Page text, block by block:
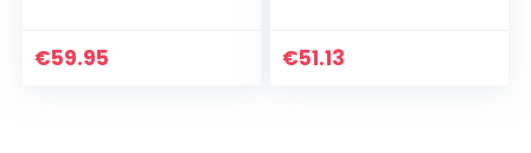
€59.95
Huishoudelijke
€51.13